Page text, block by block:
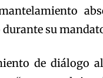
durante su
de diálogo al